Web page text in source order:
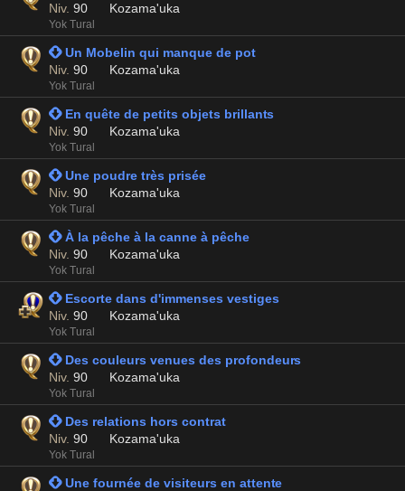
Niv. 90 Kozama'uka
Yok Tural
 Un Mobelin qui manque de pot
Niv. 90 Kozama'uka
Yok Tural
 En quête de petits objets brillants
Niv. 90 Kozama'uka
Yok Tural
 Une poudre très prisée
Niv. 90 Kozama'uka
Yok Tural
 À la pêche à la canne à pêche
Niv. 90 Kozama'uka
Yok Tural
 Escorte dans d'immenses vestiges
Niv. 90 Kozama'uka
Yok Tural
 Des couleurs venues des profondeurs
Niv. 90 Kozama'uka
Yok Tural
 Des relations hors contrat
Niv. 90 Kozama'uka
Yok Tural
 Une fournée de visiteurs en attente